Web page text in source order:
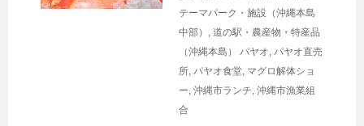
テーマパーク・施設（沖縄本島
中部） , 道の駅・農産物・特産品
（沖縄本島）
パヤオ, パヤオ直売
所, パヤオ食堂, マグロ解体ショ
ー, 沖縄市ランチ, 沖縄市漁業組
合